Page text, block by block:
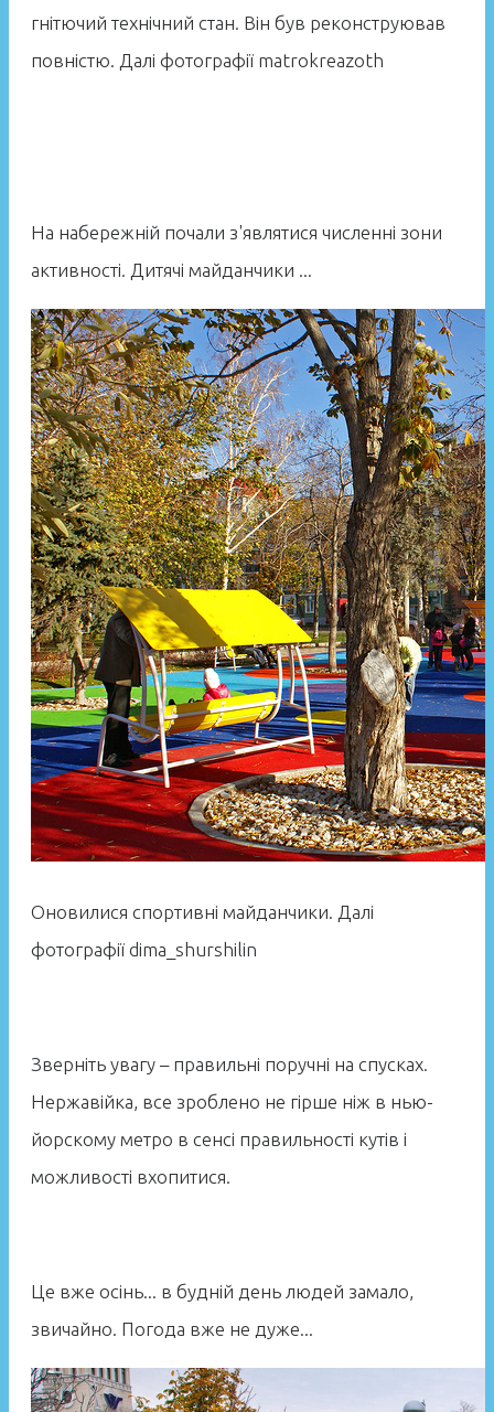
гнітючий технічний стан. Він був реконструював
повністю. Далі фотографії matrokreazoth
На набережній почали з'являтися численні зони
активності. Дитячі майданчики ...
Оновилися спортивні майданчики. Далі
фотографії dima_shurshilin
Зверніть увагу – правильні поручні на спусках.
Нержавійка, все зроблено не гірше ніж в нью-
йорскому метро в сенсі правильності кутів і
можливості вхопитися.
Це вже осінь... в будній день людей замало,
звичайно. Погода вже не дуже...